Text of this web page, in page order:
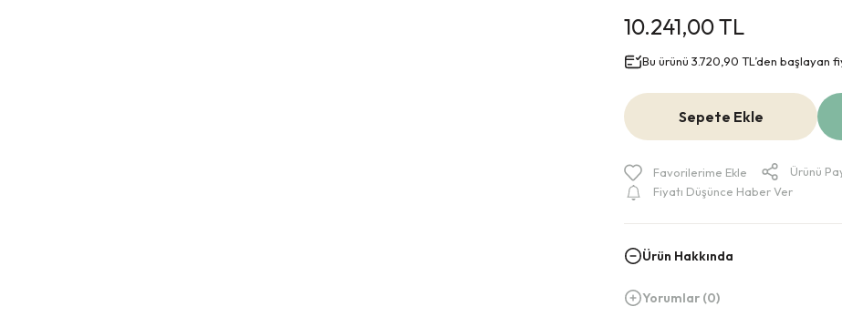
10.241,00 TL
Bu ürünü 3.720,90 TL’den başlayan
Sepete Ekle
Ürünü
Fiyatı Düşünce Haber Ver
Ürün Hakkında
Yorumlar (0)